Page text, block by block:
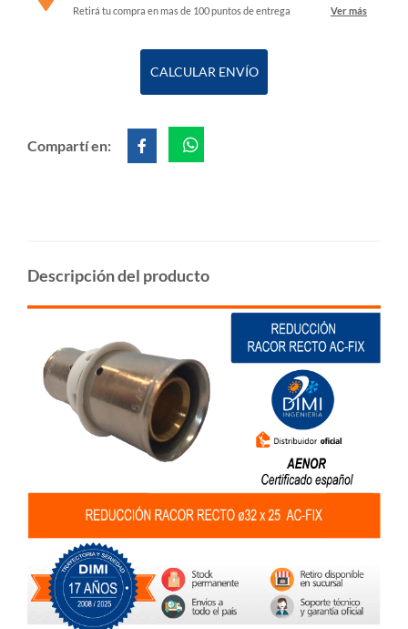
Retirá tu compra en mas de 100 puntos de entrega Ver más
CALCULAR ENVÍO
Compartí en:
Descripción del producto